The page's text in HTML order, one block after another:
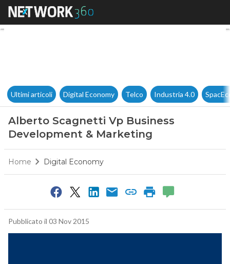
Alberto Scagnetti Vp
Ultimi articoli Digital Economy Telco Industria 4.0
Alberto Scagnetti Vp Business
Development & Marketing
Home Digital Economy
Pubblicato il 03 Nov 2015